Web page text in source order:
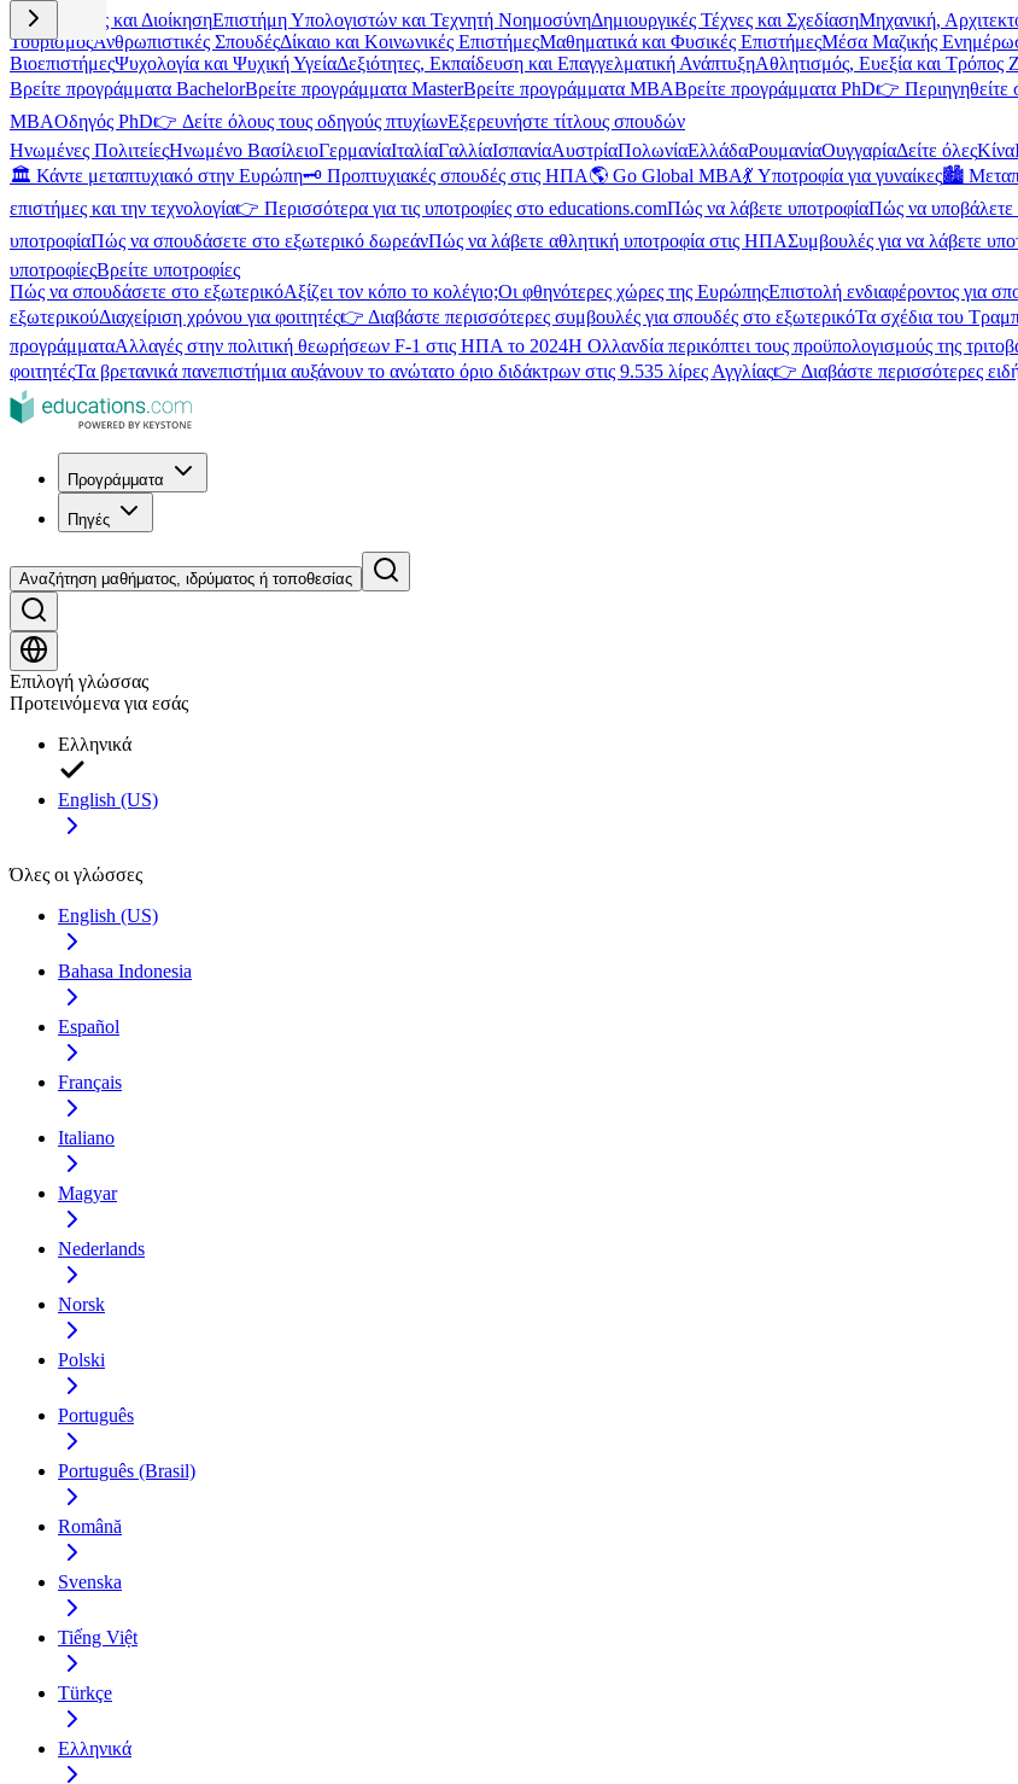
Επιχειρήσεις και ΔιοίκησηΕπιστήμη Υπολογιστών και Τεχνητή ΝοημοσύνηΔημιουργικές Τέχνες και ΣχεδίασηΜηχανική,
ΤουρισμόςΑνθρωπιστικές ΣπουδέςΔίκαιο και Κοινωνικές ΕπιστήμεςΜαθηματικά και Φυσικές ΕπιστήμεςΜέσα Μαζικής
ΒιοεπιστήμεςΨυχολογία και Ψυχική ΥγείαΔεξιότητες, Εκπαίδευση και Επαγγελματική ΑνάπτυξηΑθλητισμός, Ευεξία και Τρόπος
Βρείτε προγράμματα BachelorΒρείτε προγράμματα MasterΒρείτε προγράμματα MBAΒρείτε προγράμματα PhD👉 Περιηγηθείτε
MBAΟδηγός PhD👉 Δείτε όλους τους οδηγούς πτυχίωνΕξερευνήστε τίτλους σπουδών
Ηνωμένες ΠολιτείεςΗνωμένο ΒασίλειοΓερμανίαΙταλίαΓαλλίαΙσπανίαΑυστρίαΠολωνίαΕλλάδαΡουμανίαΟυγγαρίαΔείτε όλεςΚίνα
🏛️ Κάντε μεταπτυχιακό στην Ευρώπη🗝️ Προπτυχιακές σπουδές στις ΗΠΑ🌎 Go Global MBA💃 Υποτροφία για γυναίκες🏙️
επιστήμες και την τεχνολογία👉 Περισσότερα για τις υποτροφίες στο educations.comΠώς να λάβετε υποτροφίαΠώς να υποβάλετε
υποτροφίαΠώς να σπουδάσετε στο εξωτερικό δωρεάνΠώς να λάβετε αθλητική υποτροφία στις ΗΠΑΣυμβουλές για να λάβετε
υποτροφίεςΒρείτε υποτροφίες
Πώς να σπουδάσετε στο εξωτερικόΑξίζει τον κόπο το κολέγιο;Οι φθηνότερες χώρες της ΕυρώπηςΕπιστολή ενδιαφέροντος για
εξωτερικούΔιαχείριση χρόνου για φοιτητές👉 Διαβάστε περισσότερες συμβουλές για σπουδές στο εξωτερικόΤα σχέδια του Τραμπ
προγράμματαΑλλαγές στην πολιτική θεωρήσεων F-1 στις ΗΠΑ το 2024Η Ολλανδία περικόπτει τους προϋπολογισμούς της
φοιτητέςΤα βρετανικά πανεπιστήμια αυξάνουν το ανώτατο όριο διδάκτρων στις 9.535 λίρες Αγγλίας👉 Διαβάστε περισσότερες
Προγράμματα
Πηγές
Αναζήτηση μαθήματος, ιδρύματος ή τοποθεσίας
Επιλογή γλώσσας
Προτεινόμενα για εσάς
Ελληνικά
English (US)
Όλες οι γλώσσες
English (US)
Bahasa Indonesia
Español
Français
Italiano
Magyar
Nederlands
Norsk
Polski
Português
Português (Brasil)
Română
Svenska
Tiếng Việt
Türkçe
Ελληνικά